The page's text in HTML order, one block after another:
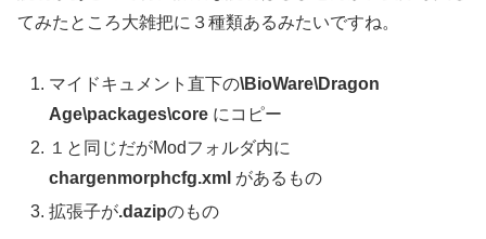
てみたところ大雑把に３種類あるみたいですね。
マイドキュメント直下の\BioWare\Dragon
Age\packages\core にコピー
１と同じだがModフォルダ内に
chargenmorphcfg.xml があるもの
拡張子が.dazipのもの